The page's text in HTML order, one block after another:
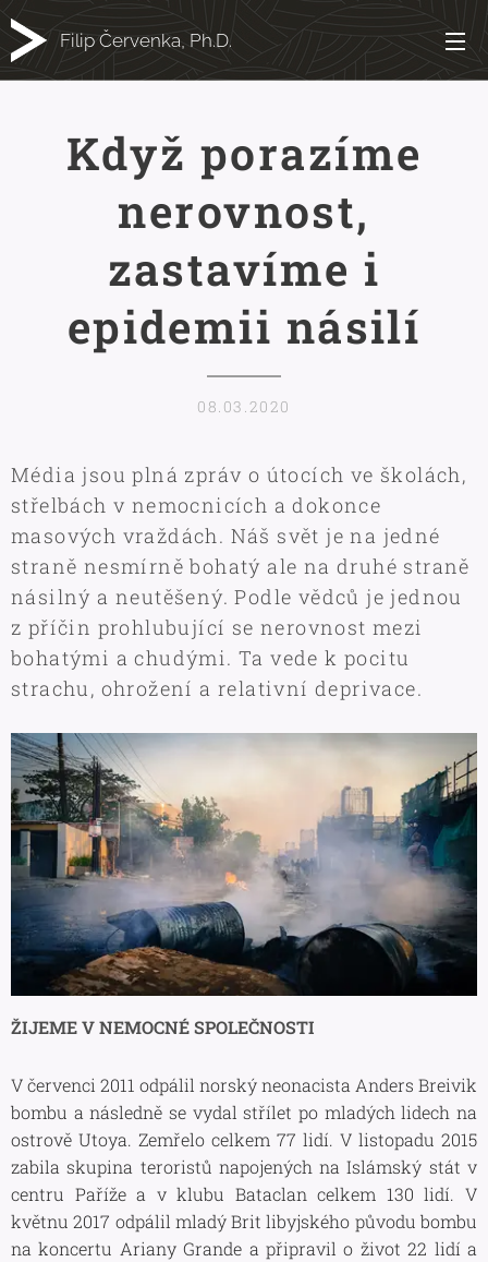
Filip Červenka, Ph.D.
Když porazíme
nerovnost,
zastavíme i
epidemii násilí
08.03.2020
Média jsou plná zpráv o útocích ve školách,
střelbách v nemocnicích a dokonce
masových vraždách. Náš svět je na jedné
straně nesmírně bohatý ale na druhé straně
násilný a neutěšený. Podle vědců je jednou
z příčin prohlubující se nerovnost mezi
bohatými a chudými. Ta vede k pocitu
strachu, ohrožení a relativní deprivace.
ŽIJEME V NEMOCNÉ SPOLEČNOSTI
V červenci 2011 odpálil norský neonacista Anders Breivik
bombu a následně se vydal střílet po mladých lidech na
ostrově Utoya. Zemřelo celkem 77 lidí. V listopadu 2015
zabila skupina teroristů napojených na Islámský stát v
centru Paříže a v klubu Bataclan celkem 130 lidí. V
květnu 2017 odpálil mladý Brit libyjského původu bombu
na koncertu Ariany Grande a připravil o život 22 lidí a